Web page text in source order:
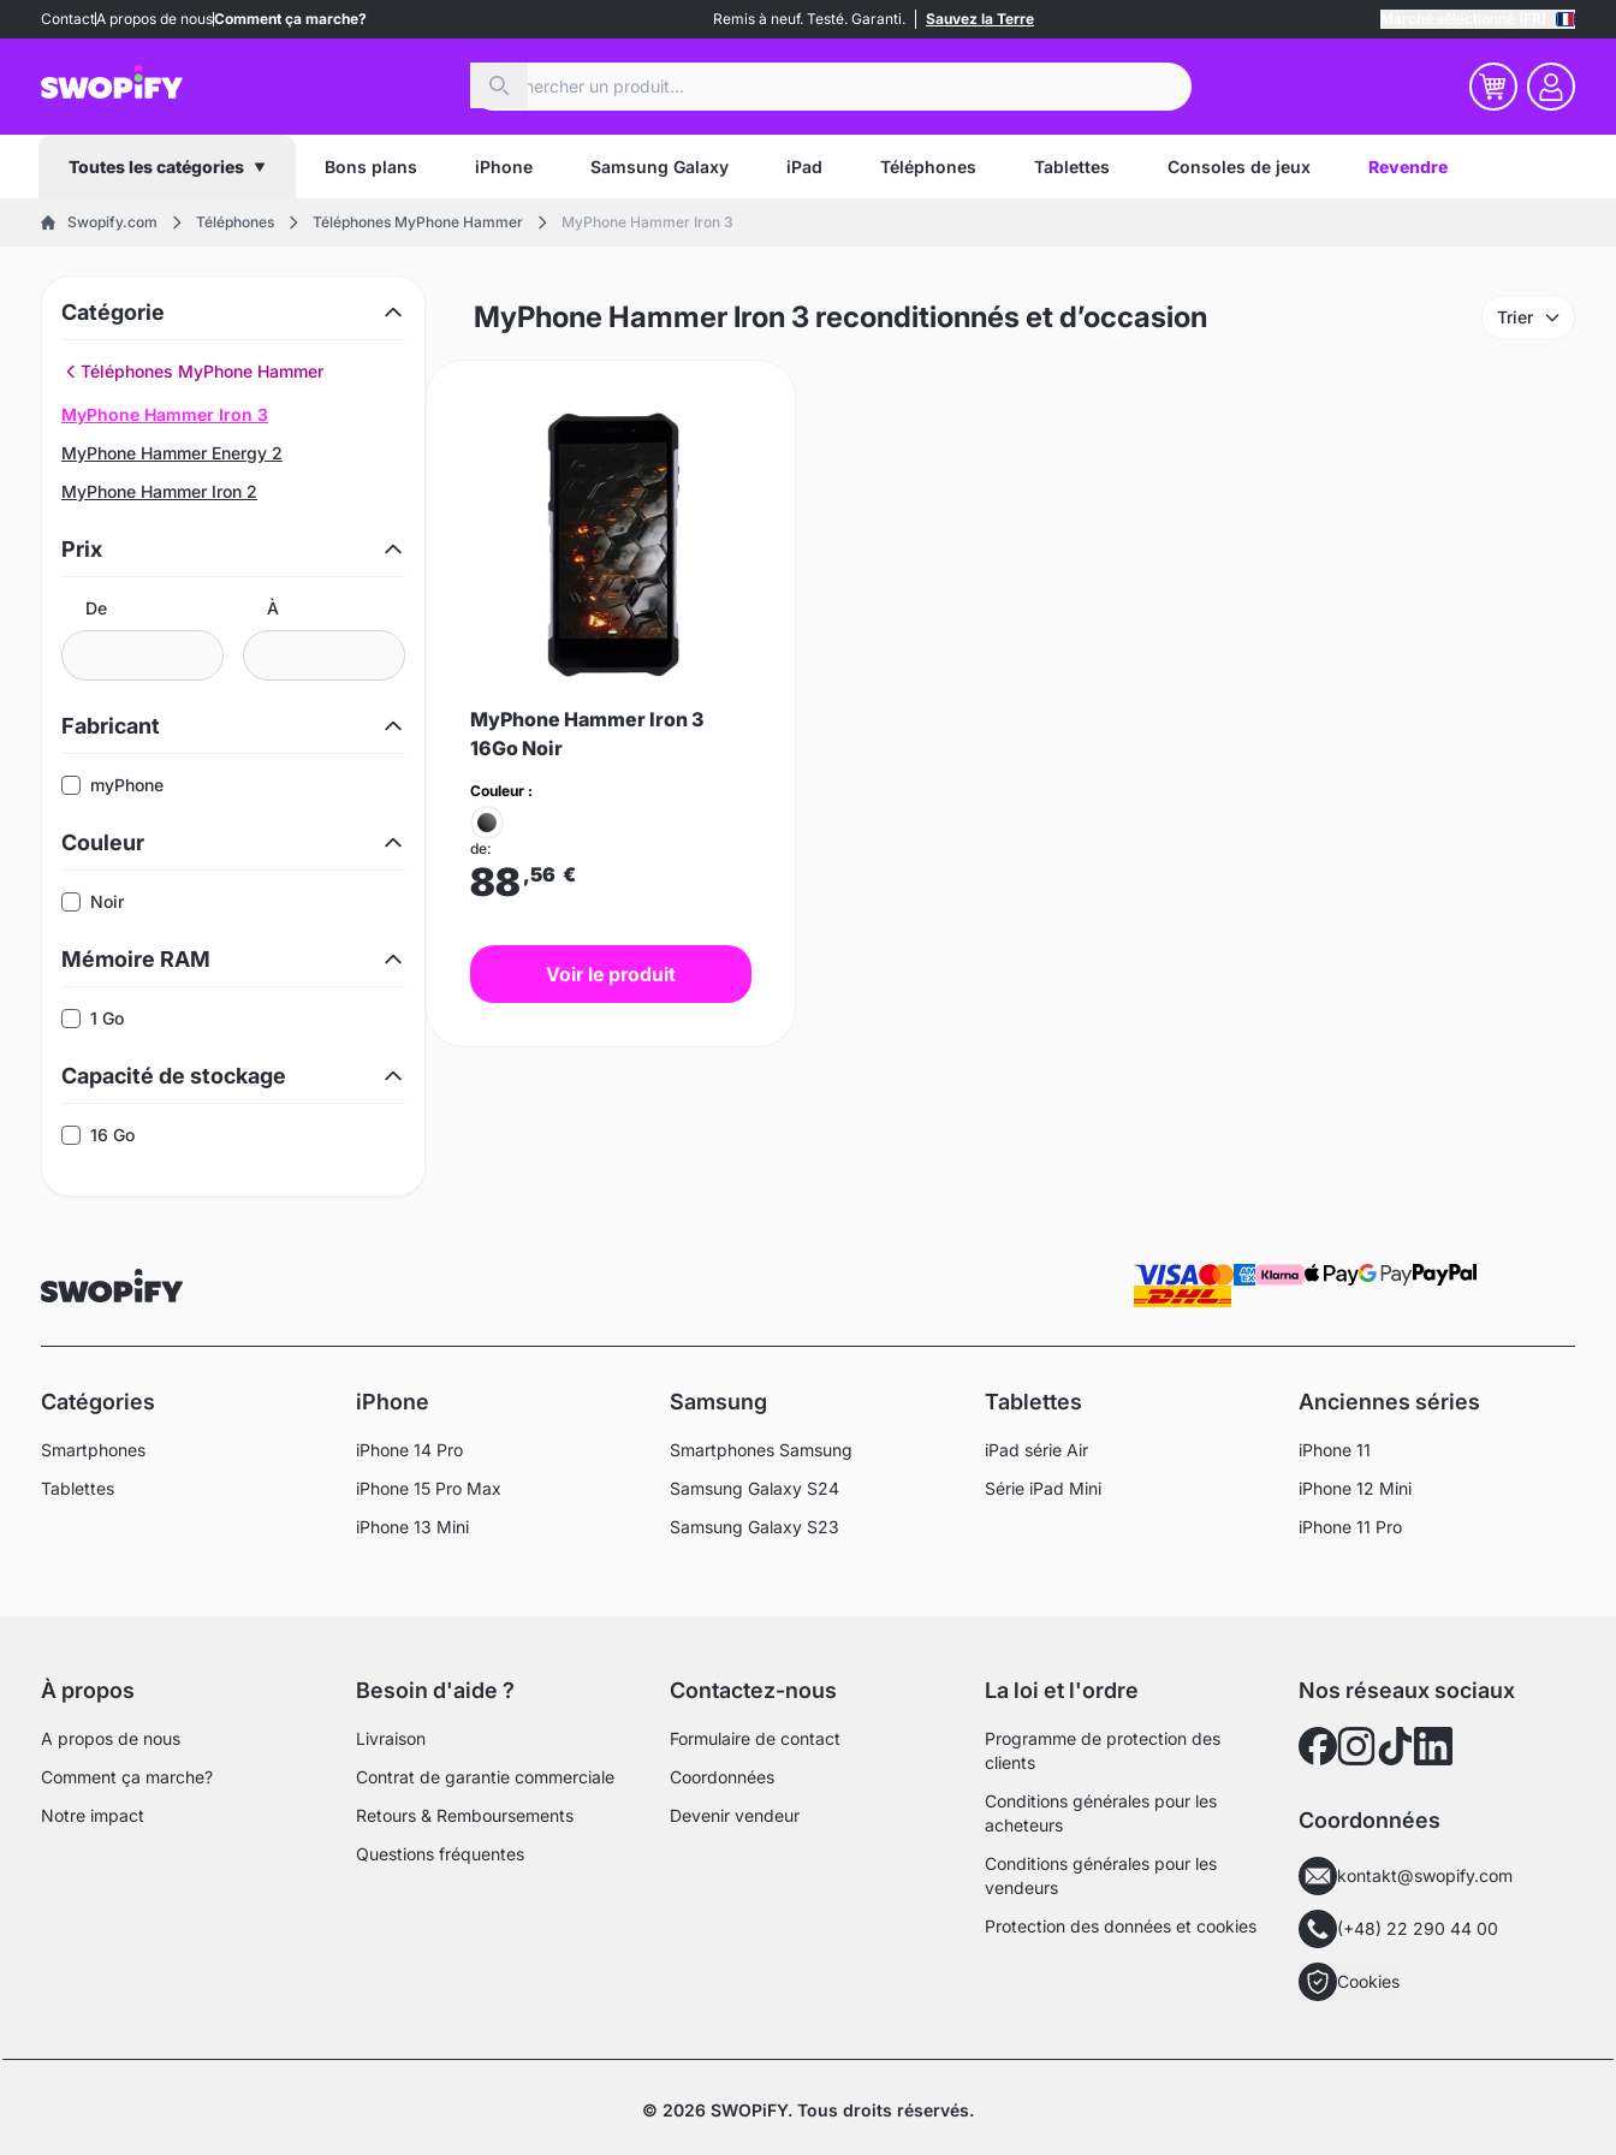
ContactA propos de nousComment ça marche? Remis à neuf. Testé. Garanti. Sauvez la Terre
Toutes les catégories Bons plans iPhone Samsung Galaxy iPad Téléphones Tablettes Consoles de jeux Revendre
Swopify.com Téléphones Téléphones MyPhone Hammer MyPhone Hammer Iron 3
Catégorie
Téléphones MyPhone Hammer
MyPhone Hammer Iron 3
MyPhone Hammer Energy 2
MyPhone Hammer Iron 2
Prix
De À
Fabricant
myPhone
Couleur
Noir
Mémoire RAM
1 Go
Capacité de stockage
16 Go
MyPhone Hammer Iron 3 reconditionnés et d’occasion Trier
MyPhone Hammer Iron 3
16Go Noir
Couleur :
de:
88 ,56 €
Voir le produit
Catégories
Smartphones
Tablettes
iPhone
iPhone 14 Pro
iPhone 15 Pro Max
iPhone 13 Mini
Samsung
Smartphones Samsung
Samsung Galaxy S24
Samsung Galaxy S23
Tablettes
iPad série Air
Série iPad Mini
Anciennes séries
iPhone 11
iPhone 12 Mini
iPhone 11 Pro
À propos
A propos de nous
Comment ça marche?
Notre impact
Besoin d'aide ?
Livraison
Contrat de garantie commerciale
Retours & Remboursements
Questions fréquentes
Contactez-nous
Formulaire de contact
Coordonnées
Devenir vendeur
La loi et l'ordre
Programme de protection des
clients
Conditions générales pour les
acheteurs
Conditions générales pour les
vendeurs
Protection des données et cookies
Nos réseaux sociaux
Coordonnées
kontakt@swopify.com
(+48) 22 290 44 00
Cookies
© 2026 SWOPiFY. Tous droits réservés.